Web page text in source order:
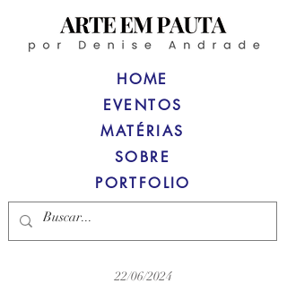
HOME
MATÉRIAS
SOBRE
PORTFOLIO
EVENTOS
22/06/2024